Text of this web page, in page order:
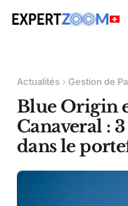
Actualités Gestion de
Blue Origin
Canaveral :
dans le